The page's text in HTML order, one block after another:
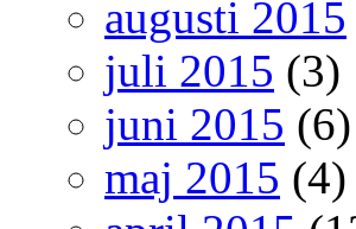
augusti 2015
juli 2015 (3)
juni 2015 (6)
maj 2015 (4)